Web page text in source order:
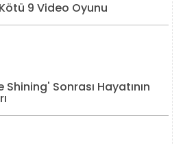
9 Video Oyunu
Shining' Sonrası Hayatının